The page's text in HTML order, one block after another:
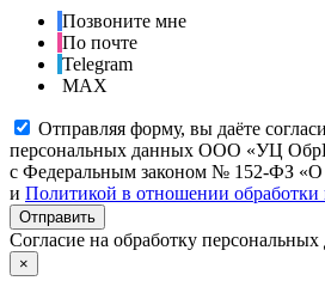
Позвоните мне
По почте
Telegram
MAX
Отправляя форму, вы даёте
персональных данных ООО «УЦ
с Федеральным законом № 152-ФЗ «О
и Политикой в отношении
Отправить
Согласие на обработку
×